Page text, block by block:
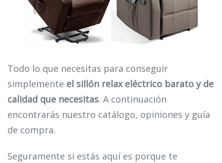
Todo lo que necesitas para conseguir
simplemente el sillón relax eléctrico barato y de
calidad que necesitas. A continuación
encontrarás nuestro catálogo, opiniones y guía
de compra.
Seguramente si estás aquí es porque te